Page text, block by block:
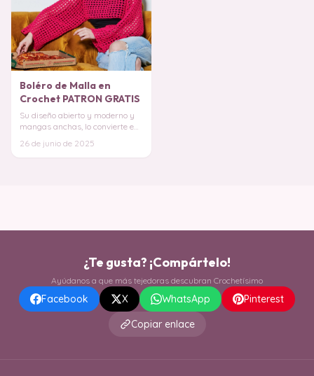
Boléro de Malla en
Crochet PATRON GRATIS
Su diseño abierto y moderno y
mangas anchas, lo convierte en
superponer sobre
26 de junio de 2025
¿Te gusta? ¡Compártelo!
Ayúdanos a que más tejedoras descubran Crochetísimo
Facebook X WhatsApp
Pinterest
Copiar enlace